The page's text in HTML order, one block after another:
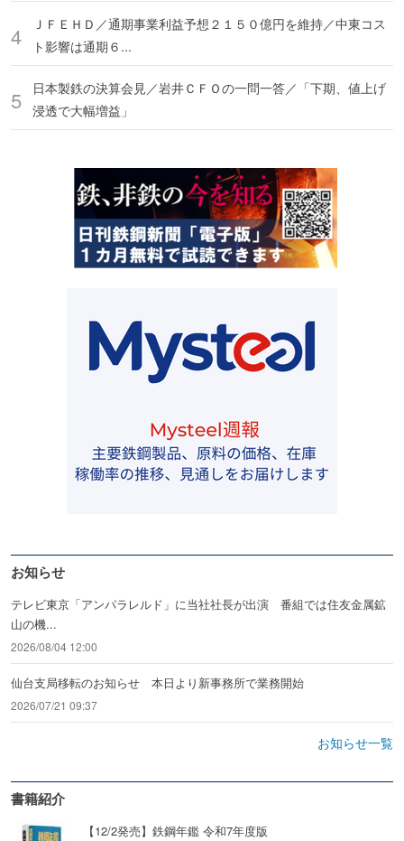
ＪＦＥＨＤ／通期事業利益予想２１５０億円を維持／中東コス
ト影響は通期６...
日本製鉄の決算会見／岩井ＣＦＯの一問一答／「下期、値上げ
浸透で大幅増益」
お知らせ
テレビ東京「アンパラレルド」に当社社長が出演 番組では住友金属鉱
山の機...
2026/08/04 12:00
仙台支局移転のお知らせ 本日より新事務所で業務開始
2026/07/21 09:37
お知らせ一覧
書籍紹介
【12/2発売】鉄鋼年鑑 令和7年度版